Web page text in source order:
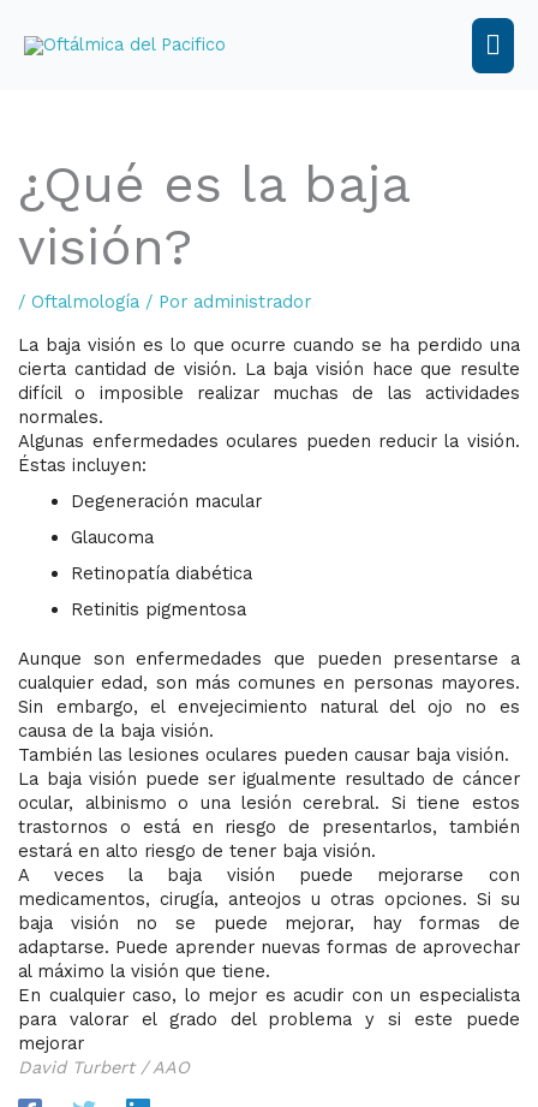
contenido
¿Qué es la baja
visión?
/Oftalmología / Por administrador
La baja visión es lo que ocurre cuando se ha perdido una
cierta cantidad de visión. La baja visión hace que resulte
difícil o imposible realizar muchas de las actividades
normales.
Algunas enfermedades oculares pueden reducir la visión.
Éstas incluyen:
Degeneración macular
Glaucoma
Retinopatía diabética
Retinitis pigmentosa
Aunque son enfermedades que pueden presentarse a
cualquier edad, son más comunes en personas mayores.
Sin embargo, el envejecimiento natural del ojo no es
causa de la baja visión.
También las lesiones oculares pueden causar baja visión.
La baja visión puede ser igualmente resultado de cáncer
ocular, albinismo o una lesión cerebral. Si tiene estos
trastornos o está en riesgo de presentarlos, también
estará en alto riesgo de tener baja visión.
A veces la baja visión puede mejorarse con
medicamentos, cirugía, anteojos u otras opciones. Si su
baja visión no se puede mejorar, hay formas de
adaptarse. Puede aprender nuevas formas de aprovechar
al máximo la visión que tiene.
En cualquier caso, lo mejor es acudir con un especialista
para valorar el grado del problema y si este puede
mejorar
David Turbert / AAO